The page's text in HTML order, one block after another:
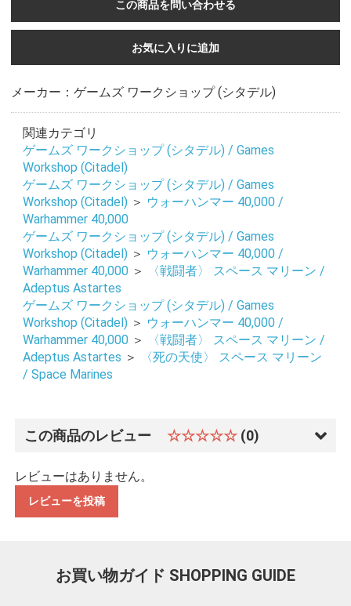
この商品を問い合わせる
お買い物を続ける カートへ進む
お気に入りに追加
メーカー：ゲームズ ワークショップ (シタデル)
関連カテゴリ
ゲームズ ワークショップ (シタデル) / Games
Workshop (Citadel)
ゲームズ ワークショップ (シタデル) / Games
Workshop (Citadel) ＞ ウォーハンマー 40,000 /
Warhammer 40,000
ゲームズ ワークショップ (シタデル) / Games
Workshop (Citadel) ＞ ウォーハンマー 40,000 /
Warhammer 40,000 ＞
〈戦闘者〉 スペース マリーン /
Adeptus Astartes
ゲームズ ワークショップ (シタデル) / Games
Workshop (Citadel) ＞ ウォーハンマー 40,000 /
Warhammer 40,000 ＞
〈戦闘者〉 スペース マリーン /
Adeptus Astartes ＞
〈死の天使〉 スペース マリーン
/ Space Marines
この商品のレビュー ☆☆☆☆☆ (0)
レビューはありません。
レビューを投稿
お買い物ガイド SHOPPING GUIDE